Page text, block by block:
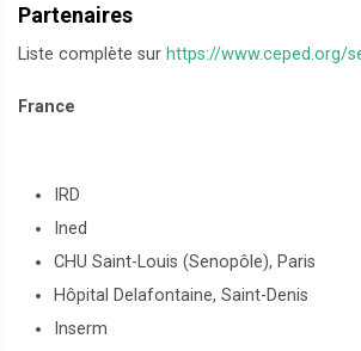
Partenaires
Liste complète sur https://www.ceped.org/
France
IRD
Ined
CHU Saint-Louis (Senopôle), Paris
Hôpital Delafontaine, Saint-Denis
Inserm